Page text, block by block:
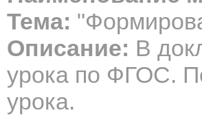
Тема:
Описание: В
урока по ФГОС.
урока.